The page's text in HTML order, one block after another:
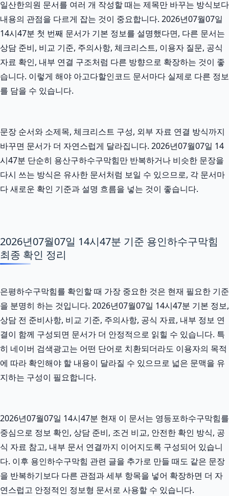
일산한의원 문서를 여러 개 작성할 때는 제목만 바꾸는 방식보다
내용의 관점을 다르게 잡는 것이 중요합니다. 2026년07월07일
14시47분 첫 번째 문서가 기본 정보를 설명했다면, 다른 문서는
상담 준비, 비교 기준, 주의사항, 체크리스트, 이용자 질문, 공식
자료 확인, 내부 연결 구조처럼 다른 방향으로 확장하는 것이 좋
습니다. 이렇게 해야 아고다할인코드 문서마다 실제로 다른 정보
를 담을 수 있습니다.
문장 순서와 소제목, 체크리스트 구성, 외부 자료 연결 방식까지
바꾸면 문서가 더 자연스럽게 달라집니다. 2026년07월07일 14
시47분 단순히 용산구하수구막힘만 반복하거나 비슷한 문장을
다시 쓰는 방식은 유사한 문서처럼 보일 수 있으므로, 각 문서마
다 새로운 확인 기준과 설명 흐름을 넣는 것이 좋습니다.
2026년07월07일 14시47분 기준 용인하수구막힘
최종 확인 정리
은평하수구막힘를 확인할 때 가장 중요한 것은 현재 필요한 기준
을 분명히 하는 것입니다. 2026년07월07일 14시47분 기본 정보,
상담 전 준비사항, 비교 기준, 주의사항, 공식 자료, 내부 정보 연
결이 함께 구성되면 문서가 더 안정적으로 읽힐 수 있습니다. 특
히 네이버 검색광고는 어떤 단어로 치환되더라도 이용자의 목적
에 따라 확인해야 할 내용이 달라질 수 있으므로 넓은 문맥을 유
지하는 구성이 필요합니다.
2026년07월07일 14시47분 현재 이 문서는 영등포하수구막힘를
중심으로 정보 확인, 상담 준비, 조건 비교, 안전한 확인 방식, 공
식 자료 참고, 내부 문서 연결까지 이어지도록 구성되어 있습니
다. 이후 용인하수구막힘 관련 글을 추가로 만들 때도 같은 문장
을 반복하기보다 다른 관점과 세부 항목을 넣어 확장하면 더 자
연스럽고 안정적인 정보형 문서로 사용할 수 있습니다.